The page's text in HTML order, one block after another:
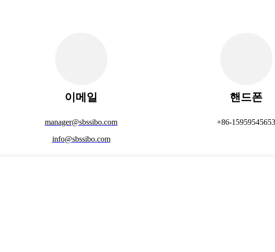
이메일
manager@sbssibo.com
info@sbssibo.com
핸드폰
+86-15959545653